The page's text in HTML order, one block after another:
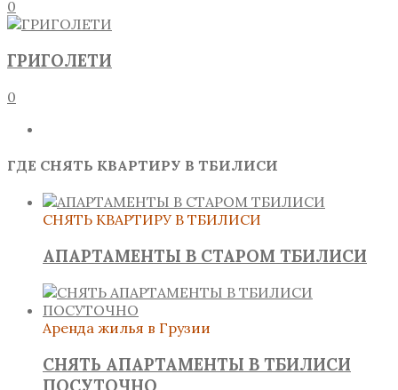
0
ГРИГОЛЕТИ
0
ГДЕ СНЯТЬ КВАРТИРУ В ТБИЛИСИ
СНЯТЬ КВАРТИРУ В ТБИЛИСИ
АПАРТАМЕНТЫ В СТАРОМ ТБИЛИСИ
Аренда жилья в Грузии
СНЯТЬ АПАРТАМЕНТЫ В ТБИЛИСИ
ПОСУТОЧНО